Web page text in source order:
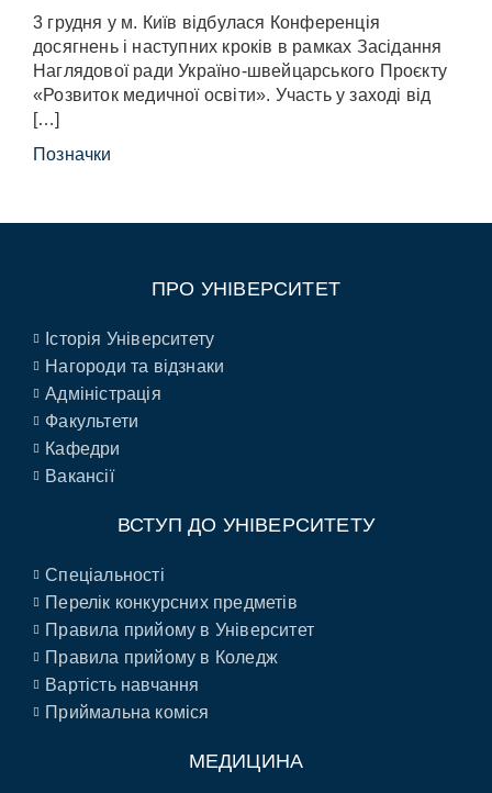
3 грудня у м. Київ відбулася Конференція
досягнень і наступних кроків в рамках Засідання
Наглядової ради Україно-швейцарського Проєкту
«Розвиток медичної освіти». Участь у заході від
[…]
Позначки
ПРО УНІВЕРСИТЕТ
Історія Університету
Нагороди та відзнаки
Адміністрація
Факультети
Кафедри
Вакансії
ВСТУП ДО УНІВЕРСИТЕТУ
Спеціальності
Перелік конкурсних предметів
Правила прийому в Університет
Правила прийому в Коледж
Вартість навчання
Приймальна коміся
МЕДИЦИНА